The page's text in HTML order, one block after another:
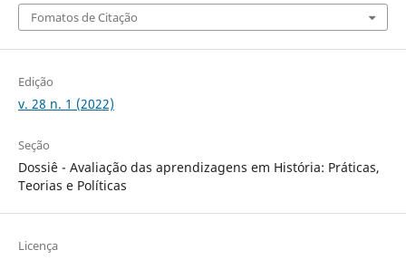
Fomatos de Citação
Edição
v. 28 n. 1 (2022)
Seção
Dossiê - Avaliação das aprendizagens em História: Práticas,
Teorias e Políticas
Licença